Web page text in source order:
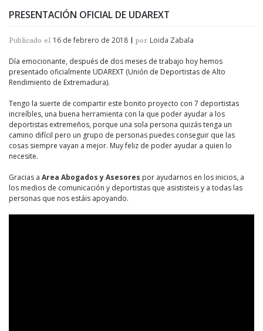
PRESENTACIÓN OFICIAL DE UDAREXT
Publicado el 16 de febrero de 2018 | por Loida Zabala
Día emocionante, después de dos meses de trabajo hoy hemos
presentado oficialmente UDAREXT (Unión de Deportistas de Alto
Rendimiento de Extremadura).
Tengo la suerte de compartir este bonito proyecto con 7 deportistas
increíbles, una buena herramienta con la que poder ayudar a los
deportistas extremeños, porque una sola persona quizás tenga un
camino difícil pero un grupo de personas puedes conseguir que las
cosas siempre vayan a mejor. Muy feliz de poder ayudar a quien lo
necesite.
Gracias a Area Abogados y Asesores por ayudarnos en los inicios, a
los medios de comunicación y deportistas que asististeis y a todas las
personas que nos estáis apoyando.